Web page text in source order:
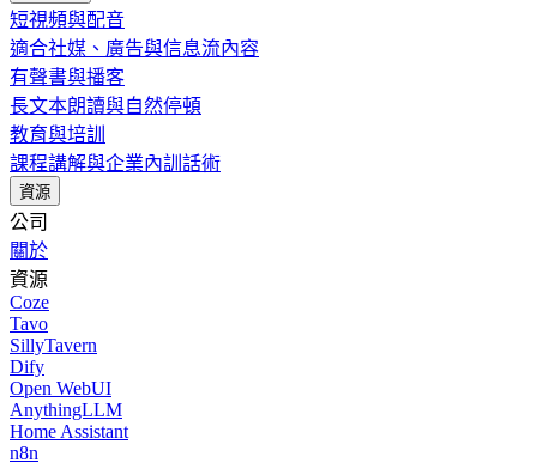
短視頻與配音
適合社媒、廣告與信息流內容
有聲書與播客
長文本朗讀與自然停頓
教育與培訓
課程講解與企業內訓話術
資源
公司
關於
資源
Coze
Tavo
SillyTavern
Dify
Open WebUI
AnythingLLM
Home Assistant
n8n